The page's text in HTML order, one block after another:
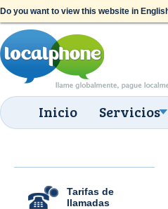
Do you want to view this website in
Inicio Servicios
Tarifas de
llamadas